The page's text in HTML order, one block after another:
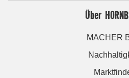
Über
MACHER